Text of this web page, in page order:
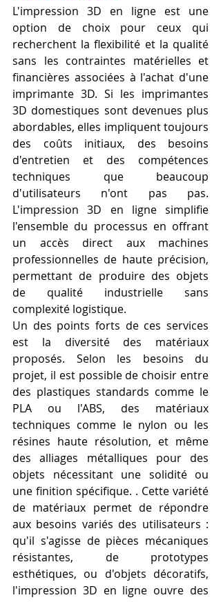
L'impression 3D en ligne est une
option de choix pour ceux qui
recherchent la flexibilité et la qualité
sans les contraintes matérielles et
financières associées à l'achat d'une
imprimante 3D. Si les imprimantes
3D domestiques sont devenues plus
abordables, elles impliquent toujours
des coûts initiaux, des besoins
d'entretien et des compétences
techniques que beaucoup
d'utilisateurs n'ont pas pas.
L'impression 3D en ligne simplifie
l'ensemble du processus en offrant
un accès direct aux machines
professionnelles de haute précision,
permettant de produire des objets
de qualité industrielle sans
complexité logistique.
Un des points forts de ces services
est la diversité des matériaux
proposés. Selon les besoins du
projet, il est possible de choisir entre
des plastiques standards comme le
PLA ou l'ABS, des matériaux
techniques comme le nylon ou les
résines haute résolution, et même
des alliages métalliques pour des
objets nécessitant une solidité ou
une finition spécifique. . Cette variété
de matériaux permet de répondre
aux besoins variés des utilisateurs :
qu'il s'agisse de pièces mécaniques
résistantes, de prototypes
esthétiques, ou d'objets décoratifs,
l'impression 3D en ligne ouvre des